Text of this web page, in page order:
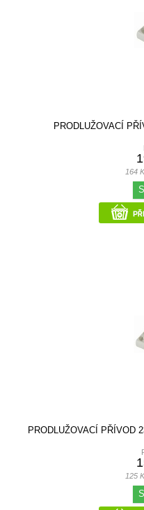
PRODLUŽOVACÍ
164
PRODLUŽOVACÍ PŘÍVOD
125